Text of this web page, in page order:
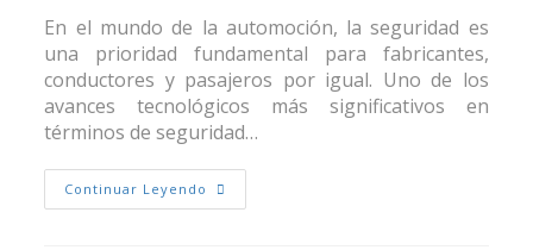
En el mundo de la automoción, la seguridad es
una prioridad fundamental para fabricantes,
conductores y pasajeros por igual. Uno de los
avances tecnológicos más significativos en
términos de seguridad…
Continuar Leyendo